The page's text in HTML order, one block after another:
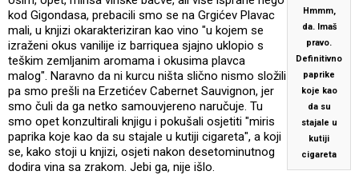
Hmmm,
da. Imaš
pravo.
Definitivno
paprike
koje kao
da su
stajale u
kutiji
cigareta
kod Gigondasa, prebacili smo se na Grgićev Plavac
mali, u knjizi okarakteriziran kao vino "u kojem se
izraženi okus vanilije iz barriquea sjajno uklopio s
teškim zemljanim aromama i okusima plavca
malog". Naravno da ni kurcu ništa slično nismo složili
pa smo prešli na Erzetićev Cabernet Sauvignon, jer
smo čuli da ga netko samouvjereno naručuje. Tu
smo opet konzultirali knjigu i pokušali osjetiti "miris
paprika koje kao da su stajale u kutiji cigareta", a koji
se, kako stoji u knjizi, osjeti nakon desetominutnog
dodira vina sa zrakom. Jebi ga, nije išlo.